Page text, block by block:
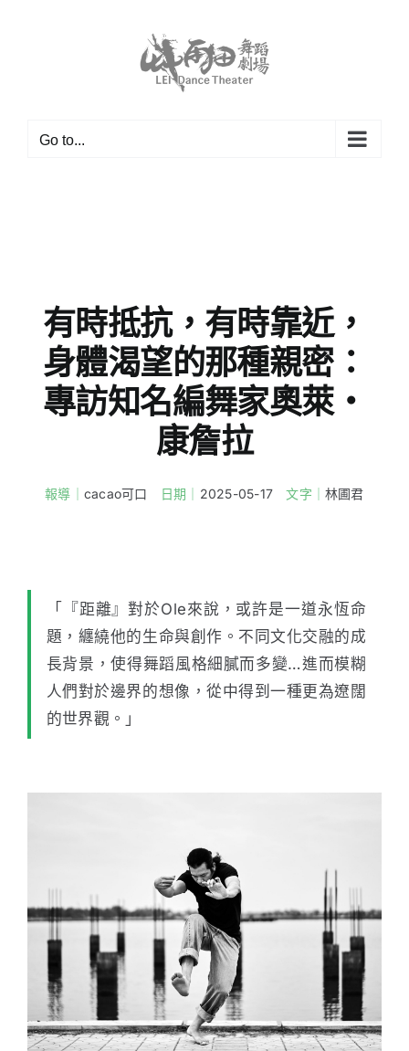
Go to...
有時抵抗，有時靠近，
身體渴望的那種親密：
專訪知名編舞家奧萊・
康詹拉
報導｜ cacao可口 日期｜ 2025-05-17文字｜林圃君
「『距離』對於Ole來說，或許是一道永恆命
題，纏繞他的生命與創作。不同文化交融的成
長背景，使得舞蹈風格細膩而多變…進而模糊
人們對於邊界的想像，從中得到一種更為遼闊
的世界觀。」